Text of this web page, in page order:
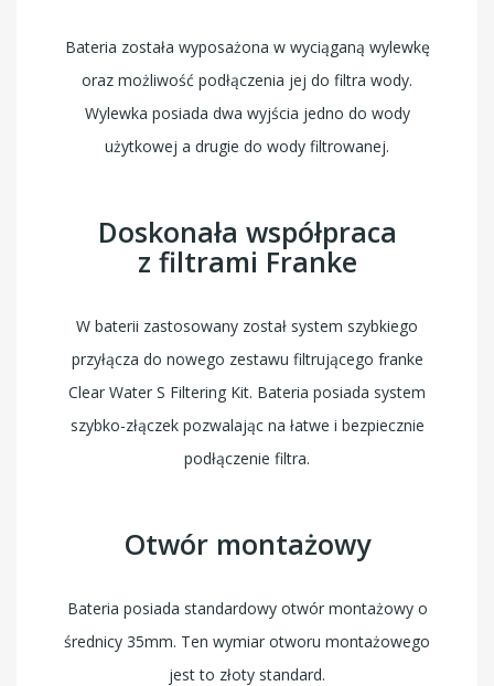
Bateria została wyposażona w wyciąganą wylewkę
oraz możliwość podłączenia jej do filtra wody.
Wylewka posiada dwa wyjścia jedno do wody
użytkowej a drugie do wody filtrowanej.
Doskonała współpraca
z filtrami Franke
W baterii zastosowany został system szybkiego
przyłącza do nowego zestawu filtrującego franke
Clear Water S Filtering Kit. Bateria posiada system
szybko-złączek pozwalając na łatwe i bezpiecznie
podłączenie filtra.
Otwór montażowy
Bateria posiada standardowy otwór montażowy o
średnicy 35mm. Ten wymiar otworu montażowego
jest to złoty standard.